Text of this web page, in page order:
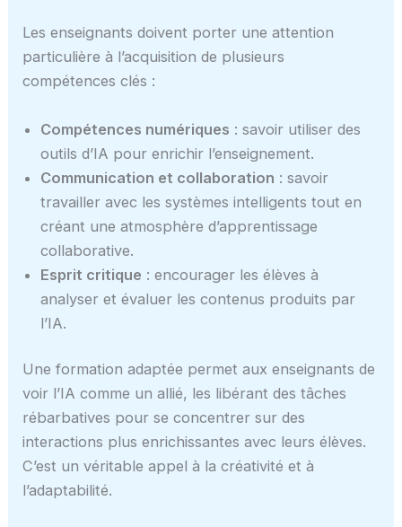
Les enseignants doivent porter une attention
particulière à l’acquisition de plusieurs
compétences clés :
Compétences numériques : savoir utiliser des
outils d’IA pour enrichir l’enseignement.
Communication et collaboration : savoir
travailler avec les systèmes intelligents tout en
créant une atmosphère d’apprentissage
collaborative.
Esprit critique : encourager les élèves à
analyser et évaluer les contenus produits par
l’IA.
Une formation adaptée permet aux enseignants de
voir l’IA comme un allié, les libérant des tâches
rébarbatives pour se concentrer sur des
interactions plus enrichissantes avec leurs élèves.
C’est un véritable appel à la créativité et à
l’adaptabilité.